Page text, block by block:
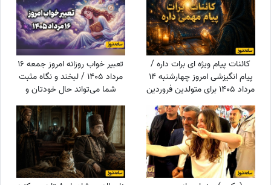
کائنات پیام ویژه ای برات داره /
پیام انگیزشی امروز چهارشنبه 14
مرداد 1405 برای متولدین فروردین
تا اسفند: اگر می‌خواهیش رهاش
نکن + ویدئو
تعبیر خواب روزانه امروز جمعه 16
مرداد 1405 / لبخند و نگاه مثبت
شما می‌تواند حال خودتان و
اطرافیانتان را بهتر کند